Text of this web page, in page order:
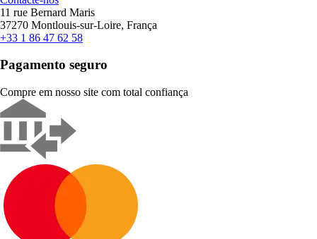
11 rue Bernard Maris
37270 Montlouis-sur-Loire, França
+33 1 86 47 62 58
Pagamento seguro
Compre em nosso site com total confiança